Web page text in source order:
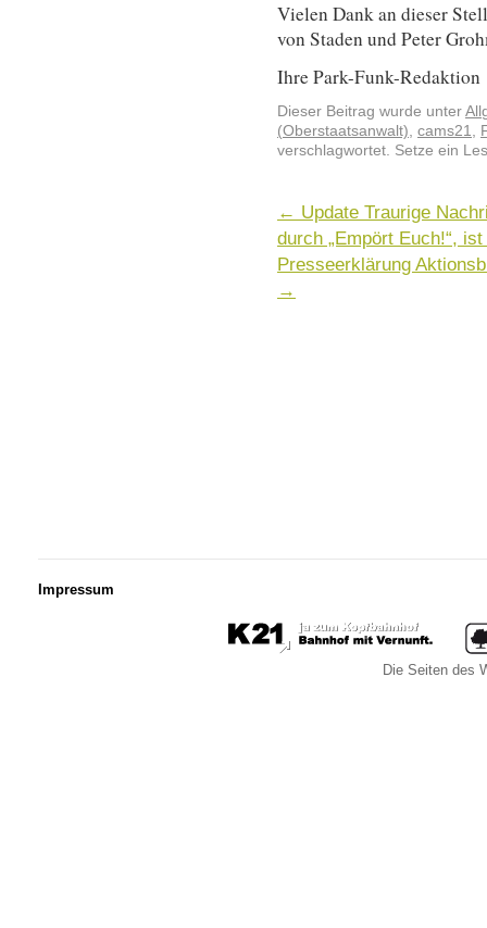
Vielen Dank an dieser
von Staden und Peter
Ihre Park-Funk-Redaktion
Dieser Beitrag wurde unter
(Oberstaatsanwalt) cams21
verschlagwortet. Setze ein
← Update Traurige
durch „Empört Euch!“,
Presseerklärung
→
Impressum
Die Seiten des